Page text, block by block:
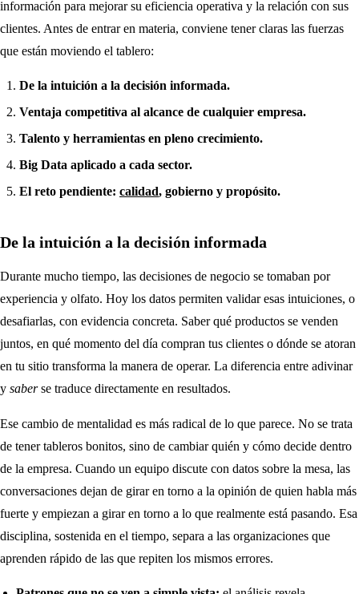
información para mejorar su eficiencia operativa y la relación con sus
clientes. Antes de entrar en materia, conviene tener claras las fuerzas
que están moviendo el tablero:
De la intuición a la decisión informada.
Ventaja competitiva al alcance de cualquier empresa.
Talento y herramientas en pleno crecimiento.
Big Data aplicado a cada sector.
El reto pendiente: calidad, gobierno y propósito.
De la intuición a la decisión informada
Durante mucho tiempo, las decisiones de negocio se tomaban por
experiencia y olfato. Hoy los datos permiten validar esas intuiciones, o
desafiarlas, con evidencia concreta. Saber qué productos se venden
juntos, en qué momento del día compran tus clientes o dónde se atoran
en tu sitio transforma la manera de operar. La diferencia entre adivinar
y saberse traduce directamente en resultados.
Ese cambio de mentalidad es más radical de lo que parece. No se trata
de tener tableros bonitos, sino de cambiar quién y cómo decide dentro
de la empresa. Cuando un equipo discute con datos sobre la mesa, las
conversaciones dejan de girar en torno a la opinión de quien habla más
fuerte y empiezan a girar en torno a lo que realmente está pasando. Esa
disciplina, sostenida en el tiempo, separa a las organizaciones que
aprenden rápido de las que repiten los mismos errores.